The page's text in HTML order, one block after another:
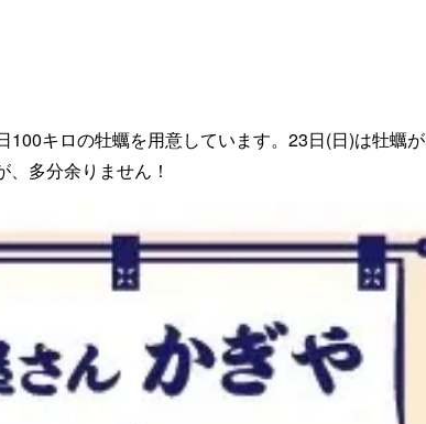
キロの牡蠣を用意しています。23日(日)は牡蠣が
多分余りません！